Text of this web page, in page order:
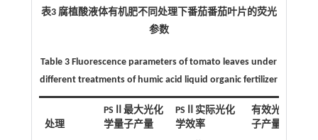
表3 腐植酸液体有机肥不同处理下番茄番茄叶片的荧光
参数
Table 3 Fluorescence parameters of tomato leaves under
different treatments of humic acid liquid organic fertilizer
处理
PSⅡ最大光化
学量子产量
PSⅡ实际光化
学效率
有效光化学量
子产量